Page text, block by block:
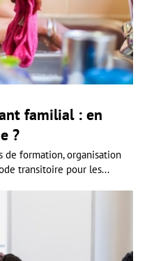
familial : en
?
de formation, organisation
transitoire pour les...